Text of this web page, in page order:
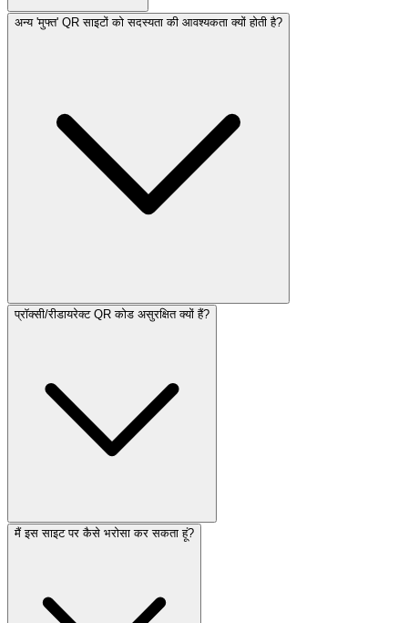
अन्य 'मुफ्त' QR साइटों को सदस्यता की आवश्यकता क्यों होती है?
प्रॉक्सी/रीडायरेक्ट QR कोड असुरक्षित क्यों हैं?
मैं इस साइट पर कैसे भरोसा कर सकता हूं?